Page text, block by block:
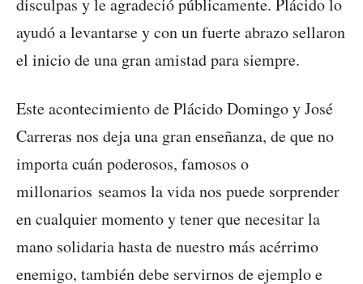
disculpas y le agradeció públicamente. Plácido lo
ayudó a levantarse y con un fuerte abrazo sellaron
el inicio de una gran amistad para siempre.
Este acontecimiento de Plácido Domingo y José
Carreras nos deja una gran enseñanza, de que no
importa cuán poderosos, famosos o
millonarios seamos la vida nos puede sorprender
en cualquier momento y tener que necesitar la
mano solidaria hasta de nuestro más acérrimo
enemigo, también debe servirnos de ejemplo e